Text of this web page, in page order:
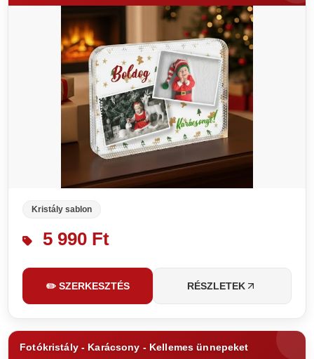
Kristály sablon
5 990 Ft
✏️ SZERKESZTÉS RÉSZLETEK
Fotókristály - Karácsony - Kellemes ünnepeket